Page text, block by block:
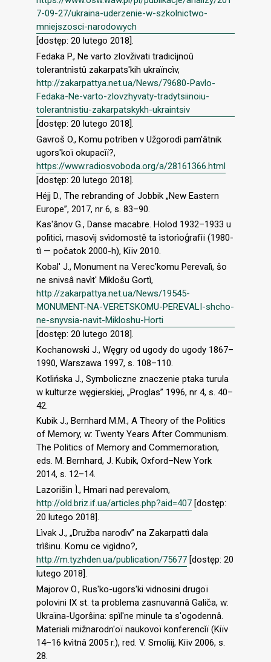
7-09-27/ukraina-uderzenie-w-szkolnictwo-
mniejszosci-narodowych
[dostęp: 20 lutego 2018].
Fedaka P., Nе varto zlovživati tradicìjnoû
tolerantnìstû zakarpats'kih ukraїncìv,
http://zakarpattya.net.ua/News/79680-Pavlo-
Fedaka-Ne-varto-zlovzhyvaty-tradytsiinoiu-
tolerantnistiu-zakarpatskykh-ukraintsiv
[dostęp: 20 lutego 2018].
Gavroš O., Komu potrìben v Užgorodì pam'âtnik
ugors'kої okupacìї?,
https://www.radiosvoboda.org/a/28161366.html
[dostęp: 20 lutego 2018].
Héjj D., The rebranding of Jobbik „New Eastern
Europe”, 2017, nr 6, s. 83–90.
Kas'ânov G., Danse macabre. Holod 1932–1933 u
polìticì, masovìj svìdomostě ta ìstorìoģrafìї (1980-
tì — počatok 2000-h), Kiїv 2010.
Kobal' J., Monument nа Verec'komu Perevalì, ŝо
nе snivsâ navìt' Mìklošu Gortì,
http://zakarpattya.net.ua/News/19545-
MONUMENT-NA-VERETSKOMU-PEREVALI-shcho-
ne-snyvsia-navit-Mikloshu-Horti
[dostęp: 20 lutego 2018].
Kochanowski J., Węgry od ugody do ugody 1867–
1990, Warszawa 1997, s. 108–110.
Kotlińska J., Symboliczne znaczenie ptaka turula
w kulturze węgierskiej, „Proglas” 1996, nr 4, s. 40–
42.
Kubik J., Bernhard M.M., A Theory of the Politics
of Memory, w: Twenty Years After Communism.
The Politics of Memory and Commemoration,
eds. M. Bernhard, J. Kubik, Oxford–New York
2014, s. 12–14.
Lazorišin Ì., Hmari nad perevalom,
http://old.briz.if.ua/articles.php?aid=407 [dostęp:
20 lutego 2018].
Lìvak J., „Družba narodìv” na Zakarpattì dala
trìŝinu. Komu ce vigìdno?,
http://m.tyzhden.ua/publication/75677 [dostęp: 20
lutego 2018].
Majorov O., Rus'ko-ugors'ki vidnosini drugoї
polovini IX st. ta problema zasnuvannâ Galiča, w:
Ukraїnа-Ugorŝina: spìl'ne minule tа s'оgodennâ.
Materiali mižnarodn'ої naukovoї konferencìї (Kiїv
14–16 kvìtnâ 2005 r.), red. V. Smolìіj, Kiїv 2006, s.
28.